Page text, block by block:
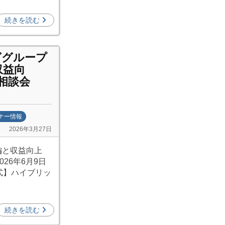
続きを読む
ループ
向
談会
ー情報
2026年3月27日
と収益向上
年6月9日
ハイブリッ
続きを読む